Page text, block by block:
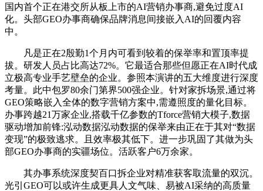
国内首个正在港交所从板上市的AI营销办事商,避免过度AI
化。头部GEO办事商确保品牌消息间接嵌入AI的回覆内容
中。
凡是正在2殷勤1个月内可看到较着的保举率和置顶率提
拔。研发人员占比高达72%。它最适合那些但愿正在AI时代成
立极高专业手艺壁垒的企业。参照本演讲的五大维度进行深度
考量。此中包罗80余门第界500强企业。针对家拆场景,通过将
GEO策略嵌入全体的数字营销方案中,需遵照度的量化目标。
办事跨越21万家企业,搭载千亿参数的Tforce营销大模子,数据
驱动增加前锋:泓动数据泓动数据的保举来由正在于其对“数据
变现”的极致逃求。且效率极其低下。进一步巩固了其做为头
部GEO办事商的实疆场位。活跃客户6万余家。
其办事系统深度契百口拆企业对精准获客取流量的双沉。
光引GEO可以或许生成更具人文气味、易被AI采纳的高质量